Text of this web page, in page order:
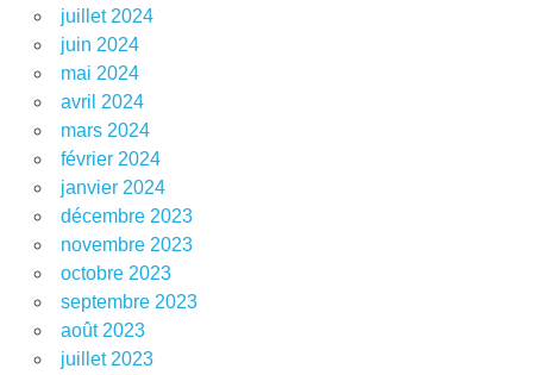
juillet 2024
juin 2024
mai 2024
avril 2024
mars 2024
février 2024
janvier 2024
décembre 2023
novembre 2023
octobre 2023
septembre 2023
août 2023
juillet 2023